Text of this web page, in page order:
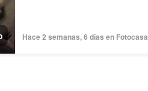
Hace 2 semanas, 6 días en Fotocasa